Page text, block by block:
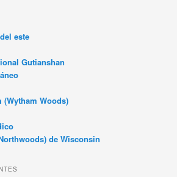
este
Gutianshan
(Wytham Woods)
de Wisconsin